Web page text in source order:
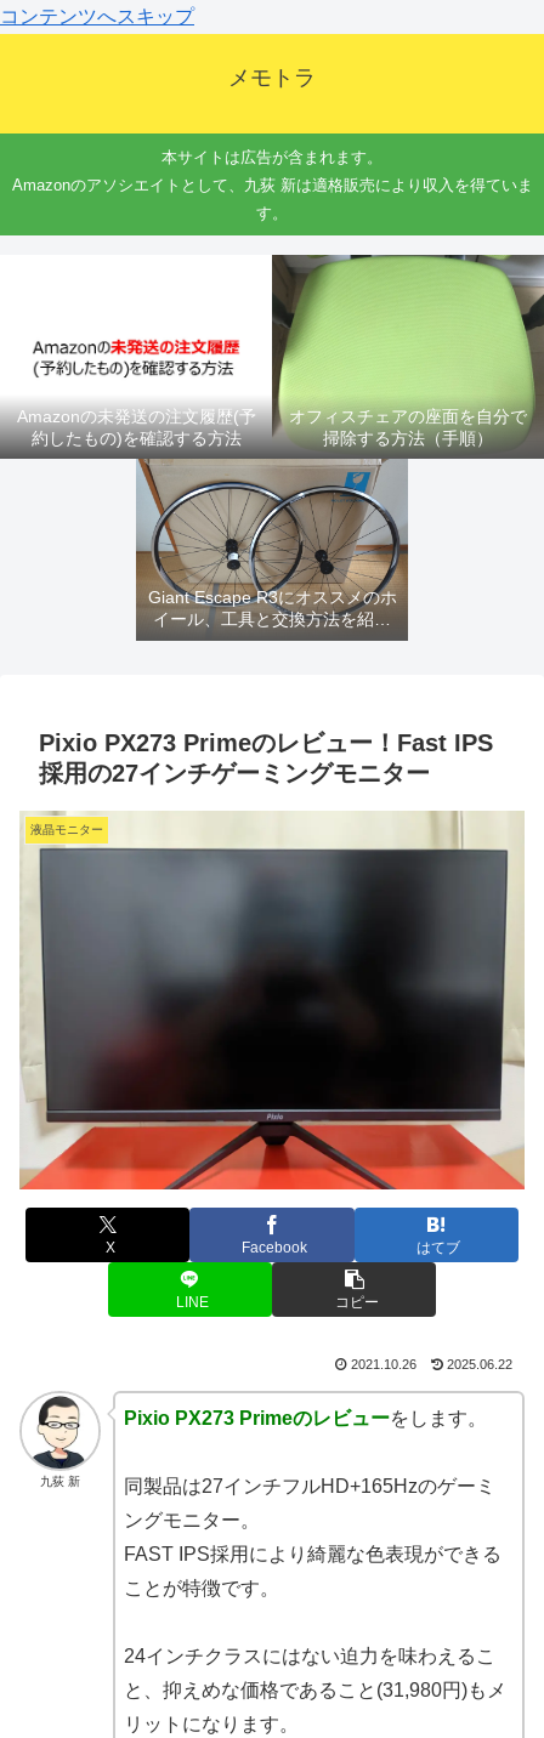
コンテンツへスキップ
メモトラ
本サイトは広告が含まれます。
Amazonのアソシエイトとして、九荻 新は適格販売により収入を得ていま
す。
Amazonの未発送の注文履歴(予
約したもの)を確認する方法
オフィスチェアの座面を自分で
掃除する方法（手順）
Giant Escape R3にオススメのホ
イール、工具と交換方法を紹介
するよ
Pixio PX273 Primeのレビュー！Fast IPS
採用の27インチゲーミングモニター
液晶モニター
X Facebook はてブ
LINE コピー
2021.10.26 2025.06.22
九荻 新
Pixio PX273 Primeのレビューをします。
同製品は27インチフルHD+165Hzのゲーミ
ングモニター。
FAST IPS採用により綺麗な色表現ができる
ことが特徴です。
24インチクラスにはない迫力を味わえるこ
と、抑えめな価格であること(31,980円)もメ
リットになります。